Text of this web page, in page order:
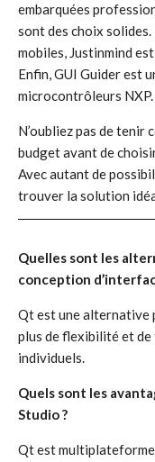
embarquées
sont des choix
mobiles, Justinmind
Enfin, GUI Guider est
microcontrôleurs NXP.
N’oubliez pas de tenir
budget avant de
Avec autant de
trouver la solution
Quelles sont les
conception
Qt est une alternative
plus de flexibilité et
individuels.
Quels sont les
Studio ?
Qt est